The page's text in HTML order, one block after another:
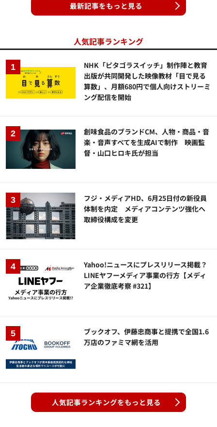
最新記事をもっと見る
人気記事ランキング
NHK「ピタゴラスイッチ」制作陣と教育
出版が共同開発した映像教材「目で見る
算数」、月額680円で個人向けストリーミ
ング配信を開始
創味食品のブランドCM、人物・商品・音
楽・音声すべてを生成AIで制作 映画監
督・山口ヒロキ氏が担当
フジ・メディアHD、6月25日付の新役員
体制を内定 メディアコンテンツ強化へ
取締役構成を変更
Yahoo!ニュースにプレスリリース掲載？
LINEヤフーメディア事業の行方【メディ
ア企業徹底考察 #321】
ブックオフ、伊藤忠商事と提携で全国1.6
万店のファミマ網を活用
人気記事ランキングをもっと見る